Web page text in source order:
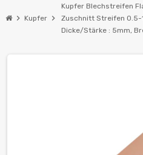
chevron_right Kupfer chevron_right
Kupfer Blechstreifen
Zuschnitt Streifen 0.5-
Dicke/Stärke : 5mm,